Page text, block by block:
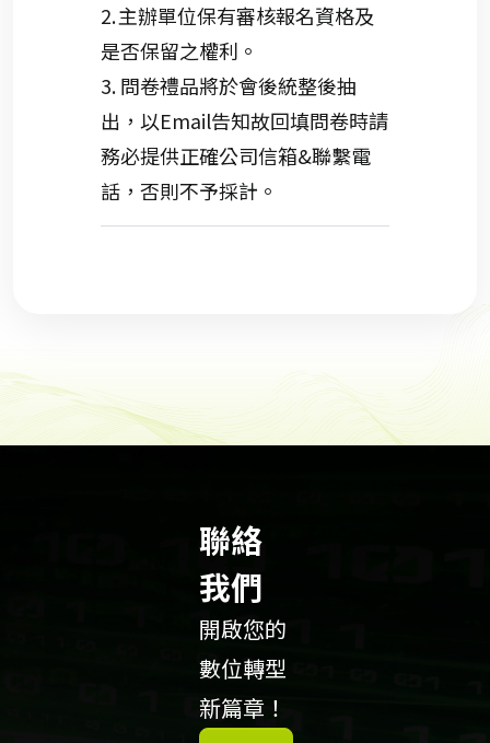
2.主辦單位保有審核報名資格及
是否保留之權利 。
3.問卷禮品將於會後統整後抽
出 ，以Email告知故回填問卷時請
務必提供正確公司信箱&聯繫電
話，否則不予採計。
聯絡
我們
開啟您的
數位轉型
新篇章！